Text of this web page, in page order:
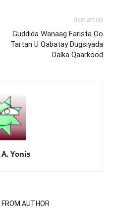
Next article
Guddida Wanaag Farista Oo
Tartan U Qabatay Dugsiyada
Dalka Qaarkood
Yonis
FROM AUTHOR